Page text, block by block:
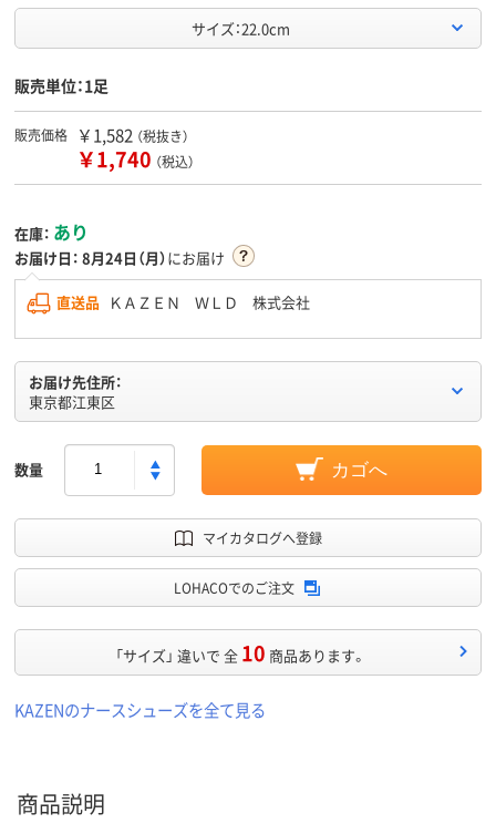
サイズ：22.0cm
販売単位：1足
販売価格 ￥1,582 （税抜き）
￥1,740 （税込）
在庫： あり
お届け日： 8月24日（月）にお届け
直送品 ＫＡＺＥＮ ＷＬＤ 株式会社
お届け先住所：
東京都江東区
数量 カゴへ
マイカタログへ登録
LOHACOでのご注文
「サイズ」 違いで 全 10 商品あります。
KAZENのナースシューズを全て見る
商品説明